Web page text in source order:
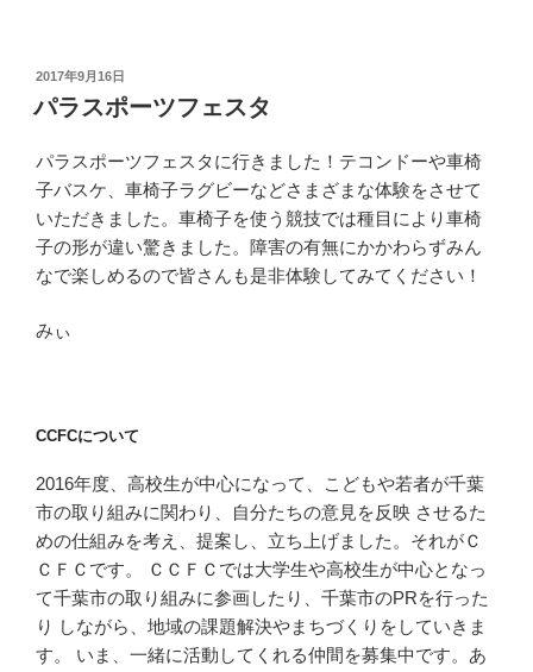
投
日:
2017年9月16日
パラスポーツフェスタ
パラスポーツフェスタに行きました！テコンドーや車椅
子バスケ、車椅子ラグビーなどさまざまな体験をさせて
いただきました。車椅子を使う競技では種目により車椅
子の形が違い驚きました。障害の有無にかかわらずみん
なで楽しめるので皆さんも是非体験してみてください！
みぃ
CCFCについて
2016年度、高校生が中心になって、こどもや若者が千葉
市の取り組みに関わり、自分たちの意見を反映 させるた
めの仕組みを考え、提案し、立ち上げました。それがＣ
ＣＦＣです。 ＣＣＦＣでは大学生や高校生が中心となっ
て千葉市の取り組みに参画したり、千葉市のPRを行った
り しながら、地域の課題解決やまちづくりをしていきま
す。 いま、一緒に活動してくれる仲間を募集中です。あ